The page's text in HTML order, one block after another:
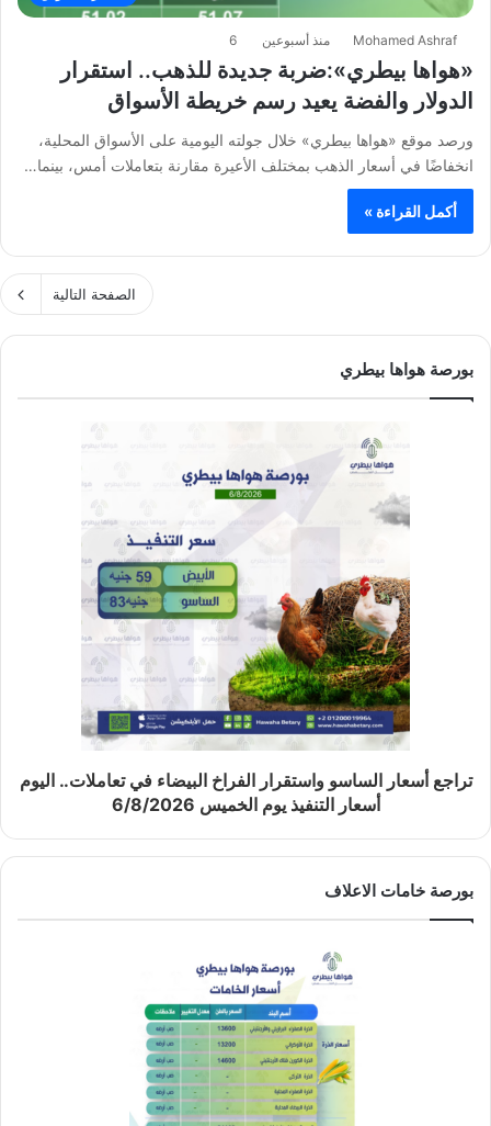
Mohamed Ashraf منذ أسبوعين 6
«هواها بيطري»:ضربة جديدة للذهب.. استقرار
الدولار والفضة يعيد رسم خريطة الأسواق
ورصد موقع «هواها بيطري» خلال جولته اليومية على الأسواق المحلية،
انخفاضًا في أسعار الذهب بمختلف الأعيرة مقارنة بتعاملات أمس، بينما…
أكمل القراءة »
الصفحة التالية
بورصة هواها بيطري
تراجع أسعار الساسو واستقرار الفراخ البيضاء في تعاملات.. اليوم
أسعار التنفيذ يوم الخميس 6/8/2026
بورصة خامات الاعلاف